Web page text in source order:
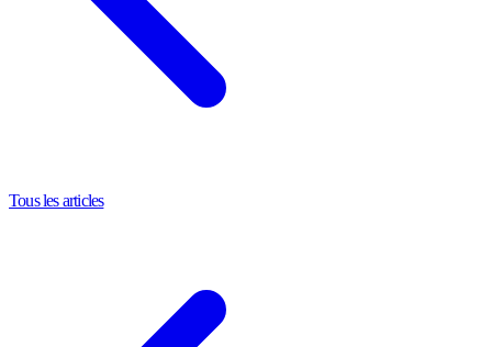
Tous les articles